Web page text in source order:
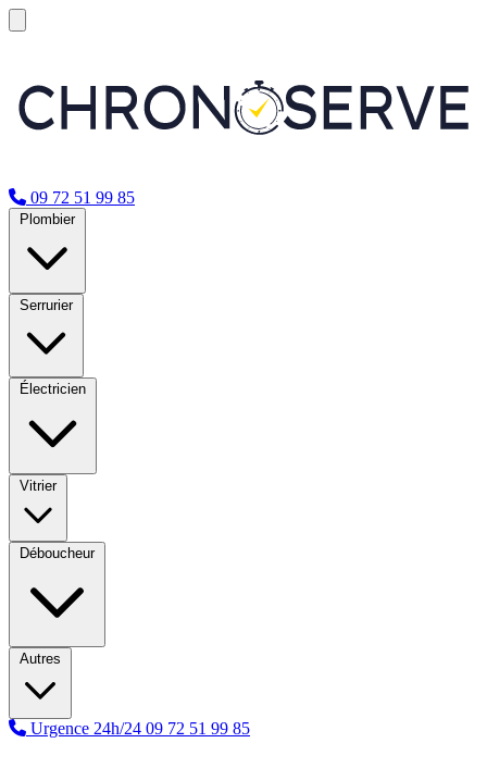
09 72 51 99 85
Plombier
Serrurier
Électricien
Vitrier
Déboucheur
Autres
Urgence 24h/24 09 72 51 99 85